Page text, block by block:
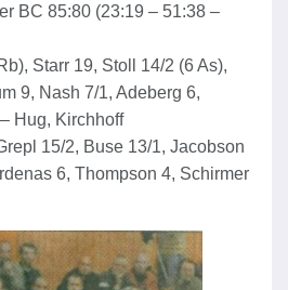
BC 85:80 (23:19 – 51:38 –
Starr 19, Stoll 14/2 (6 As),
9, Nash 7/1, Adeberg 6,
Hug, Kirchhoff
15/2, Buse 13/1, Jacobson
6, Thompson 4, Schirmer